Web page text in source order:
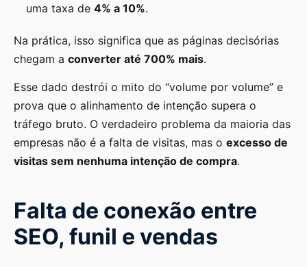
uma taxa de 4% a 10%.
Na prática, isso significa que as páginas decisórias
chegam a converter até 700% mais.
Esse dado destrói o mito do “volume por volume” e
prova que o alinhamento de intenção supera o
tráfego bruto. O verdadeiro problema da maioria das
empresas não é a falta de visitas, mas o excesso de
visitas sem nenhuma intenção de compra.
Falta de conexão entre
SEO, funil e vendas